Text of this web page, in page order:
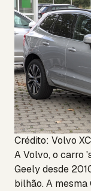
Crédito: Volvo
A Volvo, o carro
Geely desde
bilhão. A mesma